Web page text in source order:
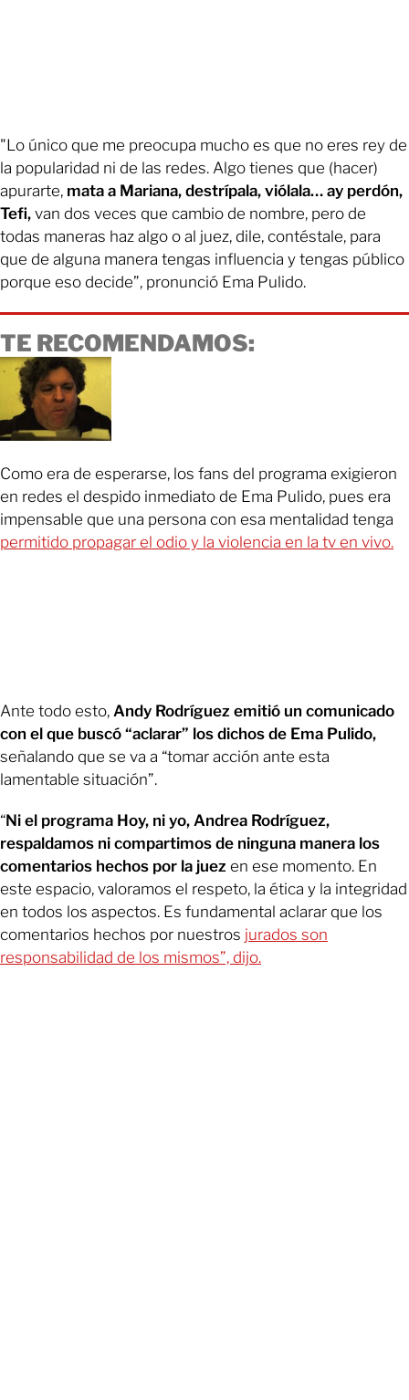
"Lo único que me preocupa mucho es que no eres rey de
la popularidad ni de las redes. Algo tienes que (hacer)
apurarte, mata a Mariana, destrípala, viólala… ay perdón,
Tefi, van dos veces que cambio de nombre, pero de
todas maneras haz algo o al juez, dile, contéstale, para
que de alguna manera tengas influencia y tengas público
porque eso decide”, pronunció Ema Pulido.
TE RECOMENDAMOS:
Como era de esperarse, los fans del programa exigieron
en redes el despido inmediato de Ema Pulido, pues era
impensable que una persona con esa mentalidad tenga
permitido propagar el odio y la violencia en la tv en vivo.
Ante todo esto, Andy Rodríguez emitió un comunicado
con el que buscó “aclarar” los dichos de Ema Pulido,
señalando que se va a “tomar acción ante esta
lamentable situación”.
“Ni el programa Hoy, ni yo, Andrea Rodríguez,
respaldamos ni compartimos de ninguna manera los
comentarios hechos por la juez en ese momento. En
este espacio, valoramos el respeto, la ética y la integridad
en todos los aspectos. Es fundamental aclarar que los
comentarios hechos por nuestros jurados son
responsabilidad de los mismos”, dijo.